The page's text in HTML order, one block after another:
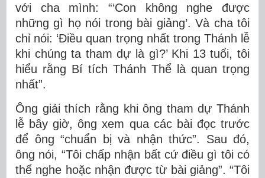
với cha mình: “‘Con không nghe được
những gì họ nói trong bài giảng’. Và cha tôi
chỉ nói: ‘Điều quan trọng nhất trong Thánh lễ
khi chúng ta tham dự là gì?’ Khi 13 tuổi, tôi
hiểu rằng Bí tích Thánh Thể là quan trọng
nhất”.
Ông giải thích rằng khi ông tham dự Thánh
lễ bây giờ, ông xem qua các bài đọc trước
để ông “chuẩn bị và nhận thức”. Sau đó,
ông nói, “Tôi chấp nhận bất cứ điều gì tôi có
thể nghe hoặc nhận được từ bài giảng”. “Tôi